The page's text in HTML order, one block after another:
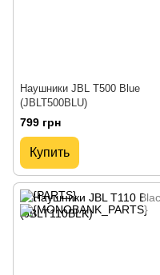
Наушники JBL T500 Blue
(JBLT500BLU)
799 грн
Купить